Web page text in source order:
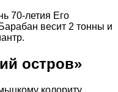
70-летия Его
весит 2 тонны и
остров»